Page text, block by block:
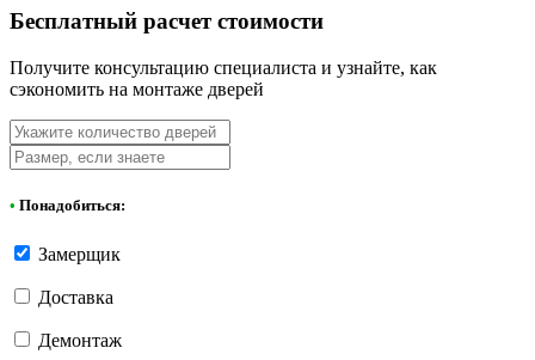
Бесплатный расчет стоимости
Получите консультацию специалиста и узнайте, как
сэкономить на монтаже дверей
• Понадобиться:
Замерщик
Доставка
Демонтаж